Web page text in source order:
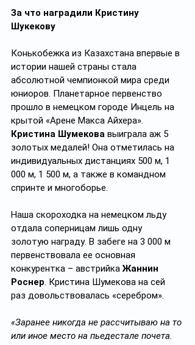
За что наградили Кристину
Шукекову
Конькобежка из Казахстана впервые в
истории нашей страны стала
абсолютной чемпионкой мира среди
юниоров. Планетарное первенство
прошло в немецком городе Инцель на
крытой «Арене Макса Айхера».
Кристина Шумекова выиграла аж 5
золотых медалей! Она отметилась на
индивидуальных дистанциях 500 м, 1
000 м, 1 500 м, а также в командном
спринте и многоборье.
Наша скороходка на немецком льду
отдала соперницам лишь одну
золотую награду. В забеге на 3 000 м
первенствовала ее основная
конкурентка – австрийка Жаннин
Роснер. Кристина Шумекова на сей
раз довольствовалась «серебром».
«Заранее никогда не рассчитываю на то
или иное место на пьедестале почета.